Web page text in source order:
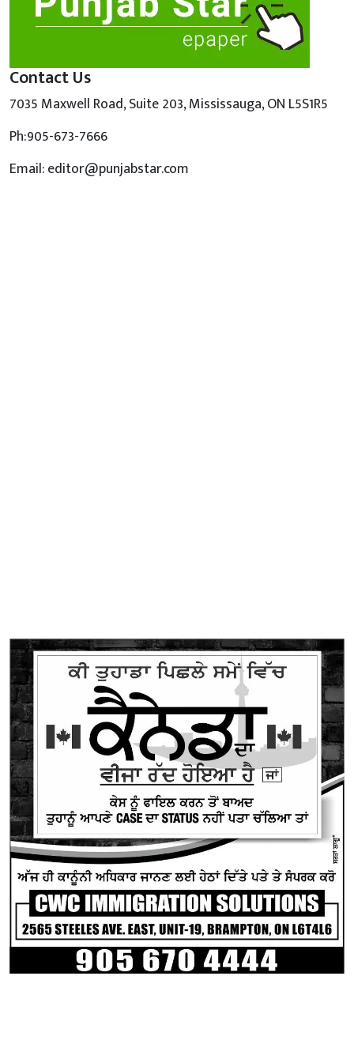
Contact Us
7035 Maxwell Road, Suite 203, Mississauga, ON L5S1R5
Ph:905-673-7666
Email: editor@punjabstar.com